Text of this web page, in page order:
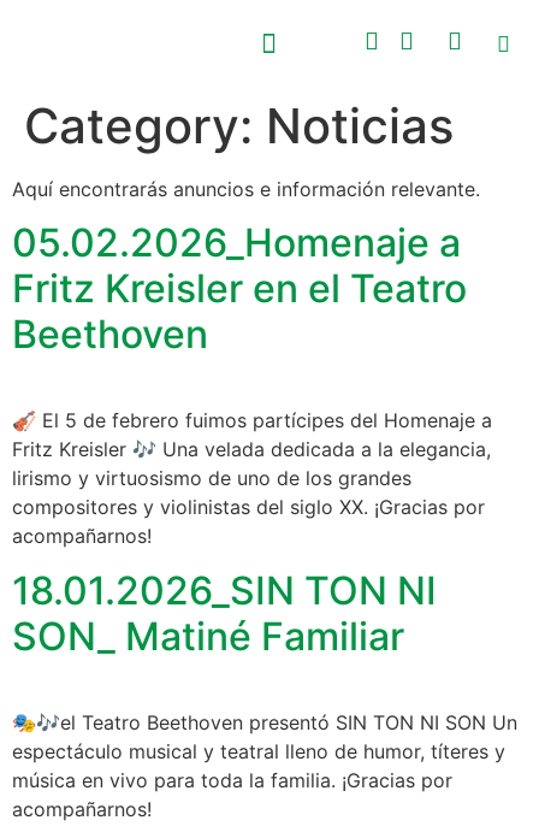
Category: Noticias
Aquí encontrarás anuncios e información relevante.
05.02.2026_Homenaje a
Fritz Kreisler en el Teatro
Beethoven
🎻 El 5 de febrero fuimos partícipes del Homenaje a
Fritz Kreisler 🎶 Una velada dedicada a la elegancia,
lirismo y virtuosismo de uno de los grandes
compositores y violinistas del siglo XX. ¡Gracias por
acompañarnos!
18.01.2026_SIN TON NI
SON_ Matiné Familiar
🎭🎶el Teatro Beethoven presentó SIN TON NI SON Un
espectáculo musical y teatral lleno de humor, títeres y
música en vivo para toda la familia. ¡Gracias por
acompañarnos!